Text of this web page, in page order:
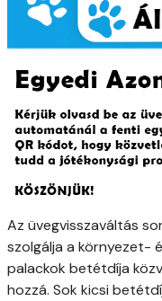
Az üvegvisszaváltás
szolgálja a környezet-
palackok betétdíja
hozzá. Sok kicsi